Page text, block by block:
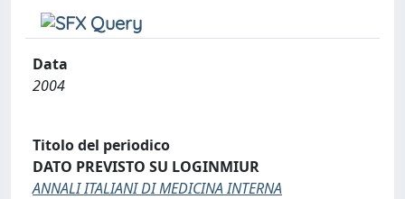
Data
2004
Titolo del periodico
DATO PREVISTO SU LOGINMIUR
ANNALI ITALIANI DI MEDICINA INTERNA